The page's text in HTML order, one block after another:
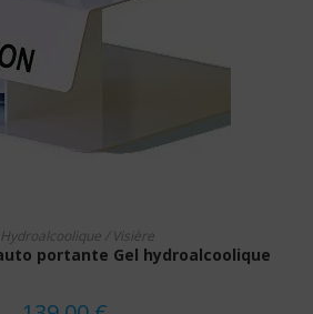
LIRE LA SUITE/ Visière
portante Gel hydroalcoolique